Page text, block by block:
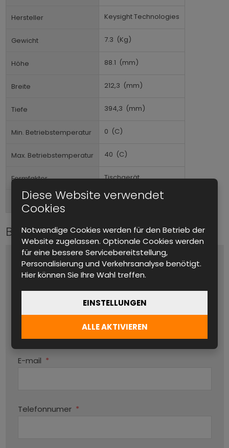
Hersteller Keysight Technologies
Gewicht 7.3 (Kg)
Höhe 88.1 (mm)
Breite 212,3 (mm)
Tiefe 394,3 (mm)
Min. Betriebstemperatur 0 (C)
Max. Betriebstemperatur 40 (C)
Formfaktor Tischgerät
Anschlüsse (Ausgang) Vorne
Bitte kontaktieren Sie uns
Name und Vorname*
E-mail *
Telefonnumer *
Diese Website verwendet
Cookies
Notwendige Cookies werden für den Betrieb der
Website zugelassen. Optionale Cookies werden
für eine bessere Servicebereitstellung,
Personalisierung und Verkehrsanalyse benötigt.
Hier können Sie Ihre Wahl treffen.
EINSTELLUNGEN
ALLE AKTIVIEREN